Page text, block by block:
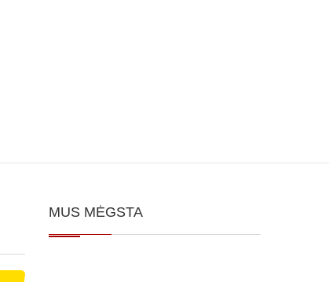
MUS MĖGSTA